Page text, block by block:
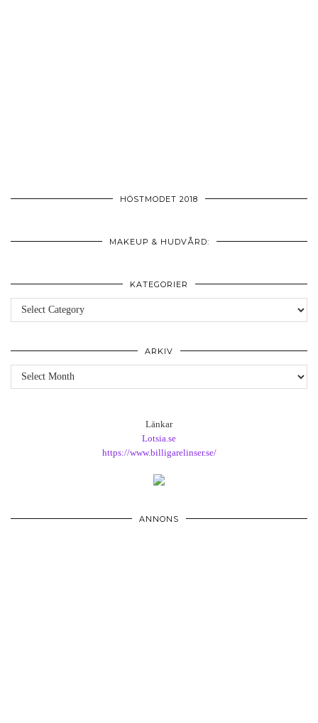
HÖSTMODET 2018
MAKEUP & HUDVÅRD:
KATEGORIER
Kategorier
ARKIV
Arkiv
Länkar
Lotsia.se
https://www.billigarelinser.se/
ANNONS